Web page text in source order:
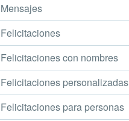
Mensajes
Felicitaciones
Felicitaciones con nombres
Felicitaciones personalizadas
Felicitaciones para personas